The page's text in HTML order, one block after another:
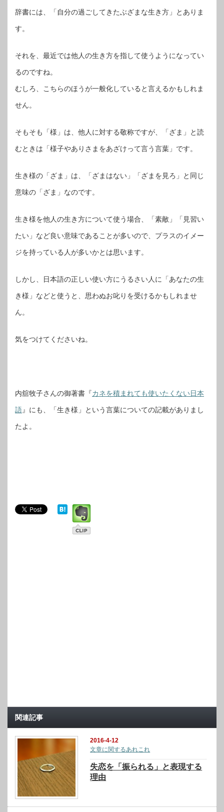
辞書には、「自分の過ごしてきたぶざまな生き方」とありま
す。
それを、最近では他人の生き方を指して使うようになってい
るのですね。
むしろ、こちらのほうが一般化していると言えるかもしれま
せん。
そもそも「様」は、他人に対する敬称ですが、「ざま」と読
むときは「様子やありさまをあざけって言う言葉」です。
生き様の「ざま」は、「ざまはない」「ざまを見ろ」と同じ
意味の「ざま」なのです。
生き様を他人の生き方について使う場合、「素敵」「見習い
たい」など良い意味であることが多いので、プラスのイメー
ジを持っている人が多いかとは思います。
しかし、日本語の正しい使い方にうるさい人に「あなたの生
き様」などと使うと、思わぬお叱りを受けるかもしれませ
ん。
気をつけてくださいね。
内舘牧子さんの御著書『カネを積まれても使いたくない日本
語』にも、「生き様」という言葉についての記載がありまし
たよ。
関連記事
2016-4-12
文章に関するあれこれ
失恋を「振られる」と表現する
理由